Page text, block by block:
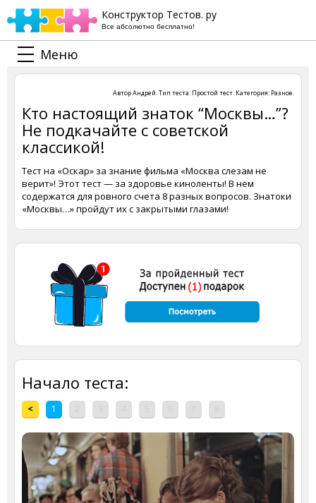
Конструктор Тестов. ру
Все абсолютно бесплатно!
Меню
АвторАндрей. Тип теста: Простой тест. Категория: Разное.
Кто настоящий знаток “Москвы…”?
Не подкачайте с советской
классикой!
Тест на «Оскар» за знание фильма «Москва слезам не
верит»! Этот тест — за здоровье киноленты! В нем
содержатся для ровного счета 8 разных вопросов. Знатоки
«Москвы…» пройдут их с закрытыми глазами!
Начало теста:
< 1